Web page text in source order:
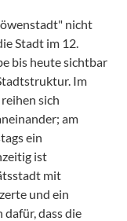
nicht
Stadt im 12.
bis heute sichtbar
Im
sich
am
ein
ist
mit
und ein
dass die